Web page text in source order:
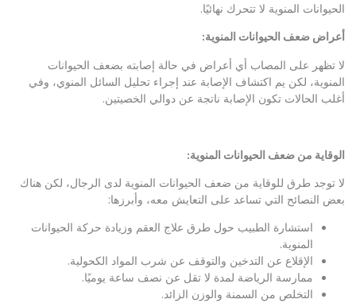
الحيوانات المنوية لا تتحرك نهائيًا.
أعراض ضعف الحيوانات المنوية:
لا تظهر على المصاب أي أعراض في حالة إصابته بضعف الحيوانات
المنوية، لكن يم اكتشاف الإصابة عند إجراء تحليل السائل المنوي، وفي
أغلب الحالات تكون الإصابة ناتجة عن دوالي الخصيتين.
الوقاية من ضعف الحيوانات المنوية:
لا توجد طرق للوقاية من ضعف الحيوانات المنوية لدى الرجال، لكن هناك
بعض النصائح التي تساعد على التعايش معه، وأبرزها:
استشارة الطبيب حول طرق علاج العقم وزيادة حركة الحيوانات
المنوية.
الإقلاع عن التدخين والتوقف عن شرب المواد الكحولية.
ممارسة الرياضة لمدة لا تقل عن نصف ساعة يوميًا.
التخلص من السمنة والوزن الزائد.